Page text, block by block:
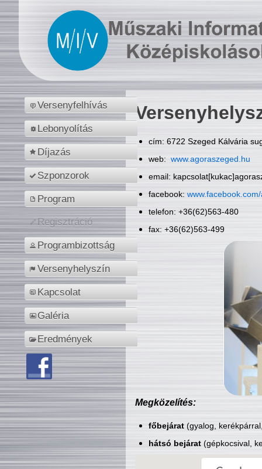
Versenyfelhívás
Lebonyolítás
Díjazás
Szponzorok
Program
Regisztráció
Programbizottság
Versenyhelyszín
Kapcsolat
Galéria
Eredmények
cím: 6722 Szeged Kálvária
web: www.agoraszeged.hu
email:
facebook:
telefon: +36(62)563-480
fax: +36(62)563-499
Megközelítés:
főbejárat(gyalog,
hátsó bejárat(gépkocsival,